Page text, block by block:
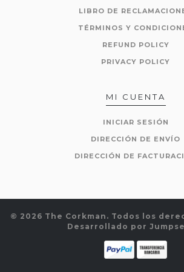
LIBRO DE
TÉRMINOS Y
REFUND POLICY
PRIVACY POLICY
MI CUENTA
INICIAR SESIÓN
DIRECCIÓN DE ENVÍO
DIRECCIÓN DE
© 2026 The Corkman. Todos los
Desarrollado por